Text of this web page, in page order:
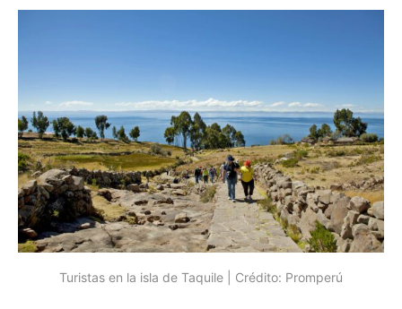
Turistas en la isla de Taquile | Crédito: Promperú